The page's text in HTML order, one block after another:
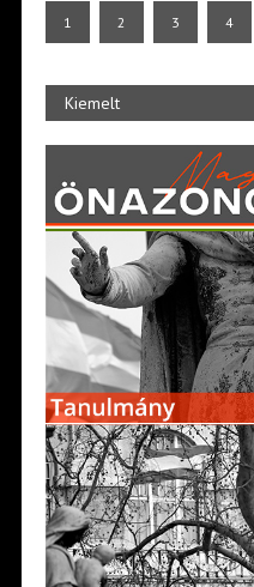
1 2 3 4
Kiemelt